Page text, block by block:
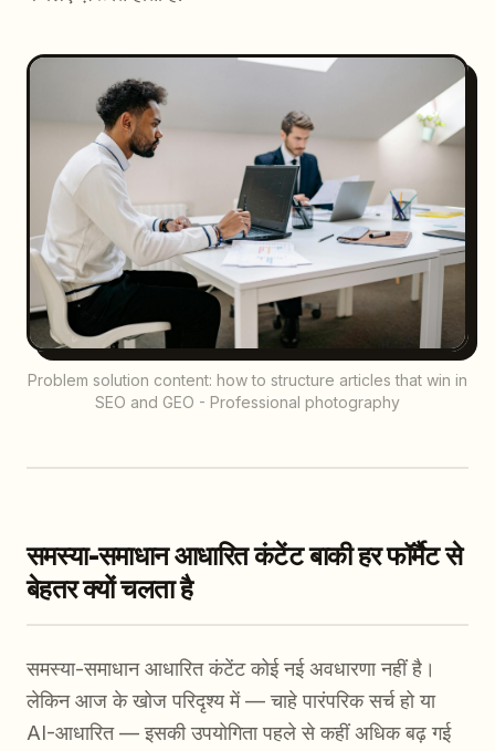
Problem solution content: how to structure articles that win in
SEO and GEO - Professional photography
समस्या-समाधान आधारित कंटेंट बाकी हर फॉर्मैट से
बेहतर क्यों चलता है
समस्या-समाधान आधारित कंटेंट कोई नई अवधारणा नहीं है।
लेकिन आज के खोज परिदृश्य में — चाहे पारंपरिक सर्च हो या
AI-आधारित — इसकी उपयोगिता पहले से कहीं अधिक बढ़ गई